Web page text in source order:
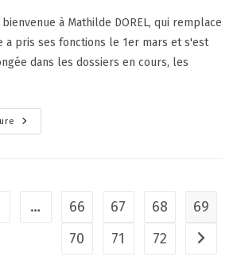
à Mathilde DOREL, qui remplace
a pris ses fonctions le 1er mars et s'est
dans les dossiers en cours, les
… 66 67 68
69
70
71 72